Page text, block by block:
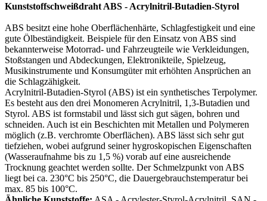
Kunststoffschweißdraht ABS - Acrylnitril-Butadien-Styrol
ABS besitzt eine hohe Oberflächenhärte, Schlagfestigkeit und eine
gute Ölbeständigkeit. Beispiele für den Einsatz von ABS sind
bekannterweise Motorrad- und Fahrzeugteile wie Verkleidungen,
Stoßstangen und Abdeckungen, Elektronikteile, Spielzeug,
Musikinstrumente und Konsumgüter mit erhöhten Ansprüchen an
die Schlagzähigkeit.
Acrylnitril-Butadien-Styrol (ABS) ist ein synthetisches Terpolymer.
Es besteht aus den drei Monomeren Acrylnitril, 1,3-Butadien und
Styrol. ABS ist formstabil und lässt sich gut sägen, bohren und
schneiden. Auch ist ein Beschichten mit Metallen und Polymeren
möglich (z.B. verchromte Oberflächen). ABS lässt sich sehr gut
tiefziehen, wobei aufgrund seiner hygroskopischen Eigenschaften
(Wasseraufnahme bis zu 1,5 %) vorab auf eine ausreichende
Trocknung geachtet werden sollte. Der Schmelzpunkt von ABS
liegt bei ca. 230°C bis 250°C, die Dauergebrauchstemperatur bei
max. 85 bis 100°C.